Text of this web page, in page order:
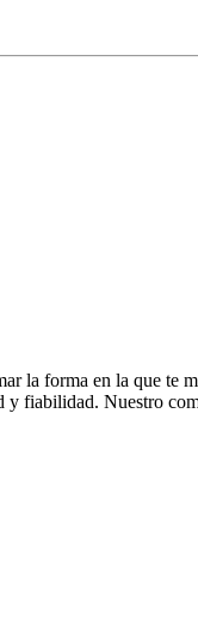
la forma en la que te
y fiabilidad. Nuestro